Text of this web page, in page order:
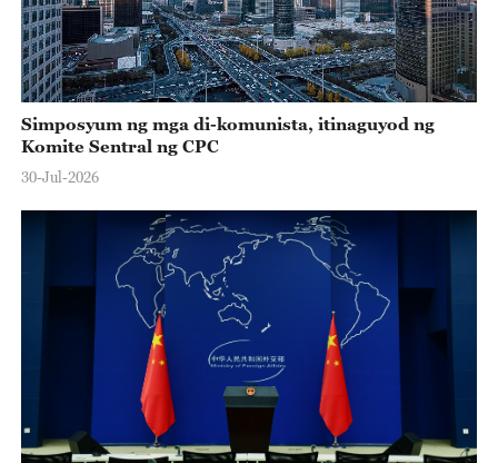
Simposyum ng mga di-komunista, itinaguyod ng
Komite Sentral ng CPC
30-Jul-2026